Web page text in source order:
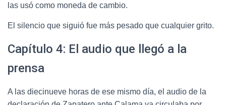
las usó como moneda de cambio.
El silencio que siguió fue más pesado que cualquier grito.
Capítulo 4: El audio que llegó a la
prensa
A las diecinueve horas de ese mismo día, el audio de la